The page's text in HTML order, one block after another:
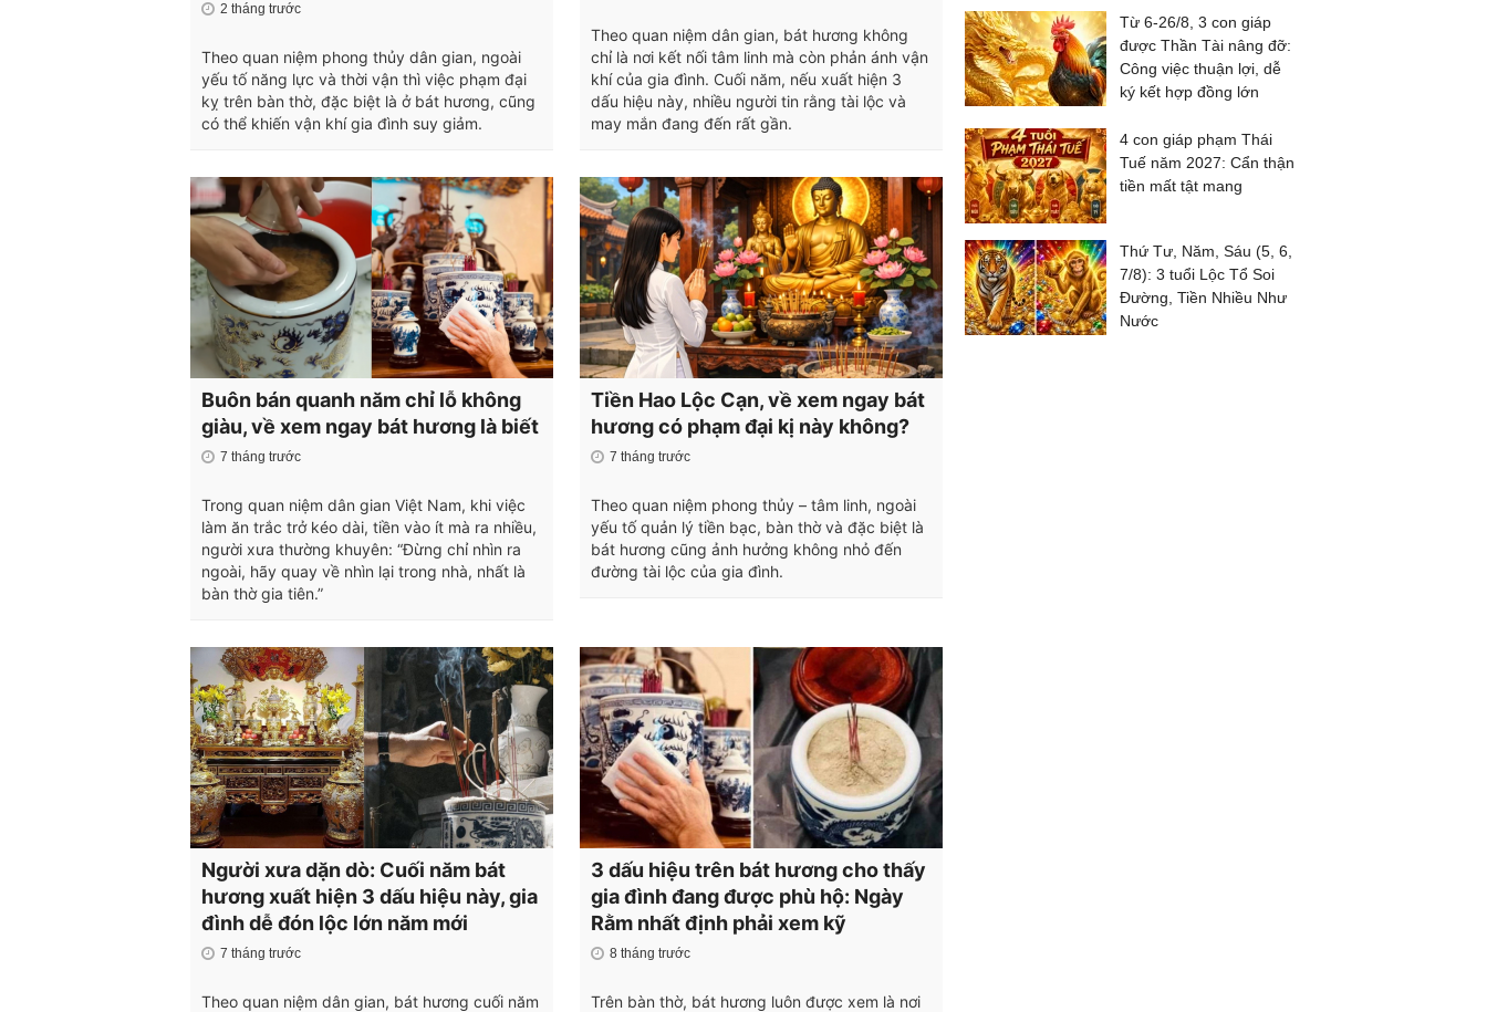
2 tháng trước
Theo quan niệm phong thủy dân gian, ngoài
yếu tố năng lực và thời vận thì việc phạm đại
kỵ trên bàn thờ, đặc biệt là ở bát hương, cũng
có thể khiến vận khí gia đình suy giảm.
Buôn bán quanh năm chỉ lỗ không
giàu, về xem ngay bát hương là biết
7 tháng trước
Trong quan niệm dân gian Việt Nam, khi việc
làm ăn trắc trở kéo dài, tiền vào ít mà ra nhiều,
người xưa thường khuyên: “Đừng chỉ nhìn ra
ngoài, hãy quay về nhìn lại trong nhà, nhất là
bàn thờ gia tiên.”
Người xưa dặn dò: Cuối năm bát
hương xuất hiện 3 dấu hiệu này, gia
đình dễ đón lộc lớn năm mới
7 tháng trước
Theo quan niệm dân gian, bát hương cuối năm
Theo quan niệm dân gian, bát hương không
chỉ là nơi kết nối tâm linh mà còn phản ánh vận
khí của gia đình. Cuối năm, nếu xuất hiện 3
dấu hiệu này, nhiều người tin rằng tài lộc và
may mắn đang đến rất gần.
Tiền Hao Lộc Cạn, về xem ngay bát
hương có phạm đại kị này không?
7 tháng trước
Theo quan niệm phong thủy – tâm linh, ngoài
yếu tố quản lý tiền bạc, bàn thờ và đặc biệt là
bát hương cũng ảnh hưởng không nhỏ đến
đường tài lộc của gia đình.
3 dấu hiệu trên bát hương cho thấy
gia đình đang được phù hộ: Ngày
Rằm nhất định phải xem kỹ
8 tháng trước
Trên bàn thờ, bát hương luôn được xem là nơi
Từ 6-26/8, 3 con giáp
được Thần Tài nâng đỡ:
Công việc thuận lợi, dễ
ký kết hợp đồng lớn
4 con giáp phạm Thái
Tuế năm 2027: Cẩn thận
tiền mất tật mang
Thứ Tư, Năm, Sáu (5, 6,
7/8): 3 tuổi Lộc Tổ Soi
Đường, Tiền Nhiều Như
Nước